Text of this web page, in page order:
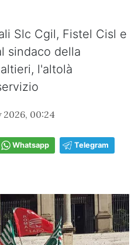
Slc Cgil, Fistel Cisl e
sindaco della
l'altolà
2026, 00:24
Whatsapp Telegram